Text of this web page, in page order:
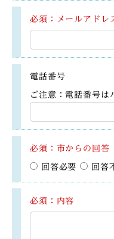
必須：メールアドレ
電話番号
ご注意：電話番号は
必須：市からの回答
回答必要 回答
必須：内容